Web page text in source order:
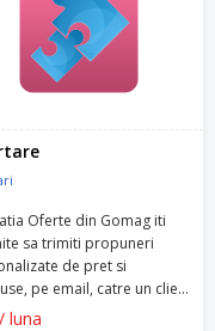
Oferte din Gomag iti
sa trimiti propuneri
de pret si
pe email, catre un client
luna